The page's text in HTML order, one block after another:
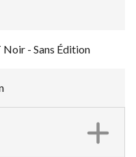
- Sans Édition